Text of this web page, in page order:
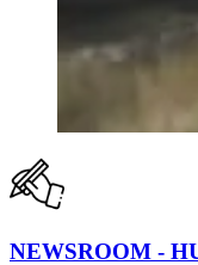
NEWSROOM -